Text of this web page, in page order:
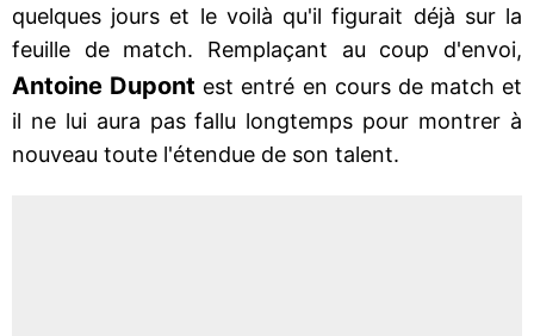
quelques jours et le voilà qu'il figurait déjà sur la
feuille de match. Remplaçant au coup d'envoi,
Antoine Dupont est entré en cours de match et
il ne lui aura pas fallu longtemps pour montrer à
nouveau toute l'étendue de son talent.